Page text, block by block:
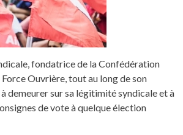
fondatrice de la Confédération
Ouvrière, tout au long de son
demeurer sur sa légitimité syndicale et à
de vote à quelque élection